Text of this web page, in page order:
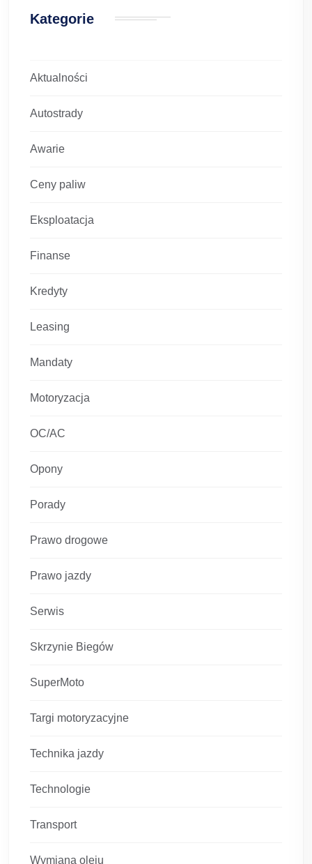
Kategorie
Aktualności
Autostrady
Awarie
Ceny paliw
Eksploatacja
Finanse
Kredyty
Leasing
Mandaty
Motoryzacja
OC/AC
Opony
Porady
Prawo drogowe
Prawo jazdy
Serwis
Skrzynie Biegów
SuperMoto
Targi motoryzacyjne
Technika jazdy
Technologie
Transport
Wymiana oleju